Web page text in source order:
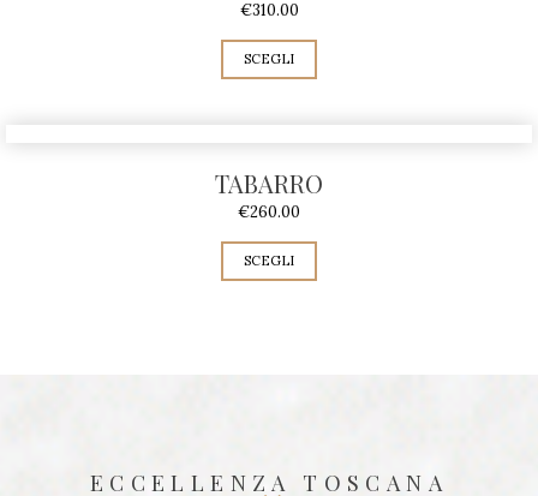
€310.00
SCEGLI
TABARRO
€260.00
SCEGLI
ECCELLENZA TOSCANA